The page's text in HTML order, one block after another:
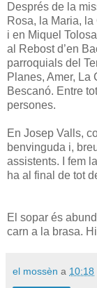
Després de la
Rosa, la Maria,
i en Miquel
al Rebost d’en
parroquials del
Planes, Amer, La
Bescanó. Entre
persones.
En Josep Valls,
benvinguda i,
assistents. I fem
ha al final de tot
El sopar és
carn a la brasa.
el mossèn a 10:18